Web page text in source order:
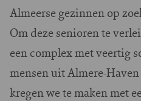
Almeerse gezinnen op
Om deze senioren te
een complex met veertig
mensen uit Almere-
kregen we te maken met